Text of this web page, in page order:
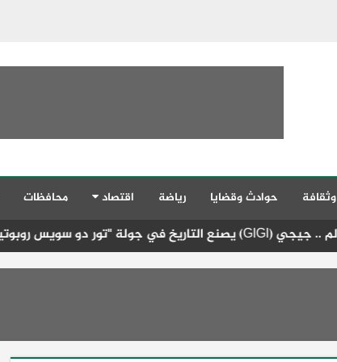
حوادث وقضايا رياضة اقتصاد محافظات